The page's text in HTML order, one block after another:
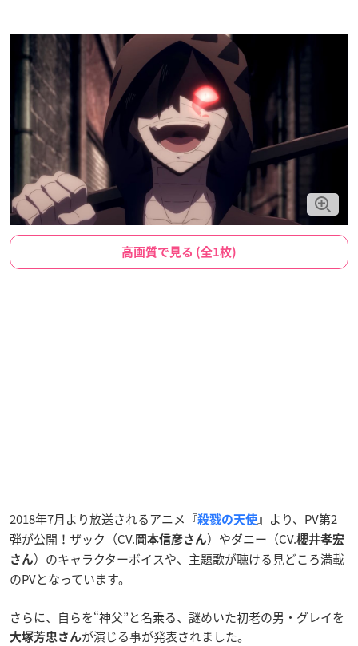
高画質で見る (全1枚)
2018年7月より放送されるアニメ 『殺戮の天使 』
より、PV第2
弾が公開！ザック（CV. 岡本信彦さん）やダニー（CV.櫻井孝宏
さん）のキャラクターボイスや、主題歌が聴ける見どころ満載
のPVとなっています。
さらに、自らを“神父”と名乗る、謎めいた初老の男・グレイを
大塚芳忠さんが演じる事が発表されました。